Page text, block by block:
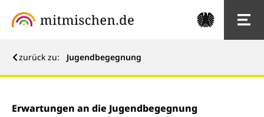
zurück zu: Jugendbegegnung
Erwartungen an die Jugendbegegnung